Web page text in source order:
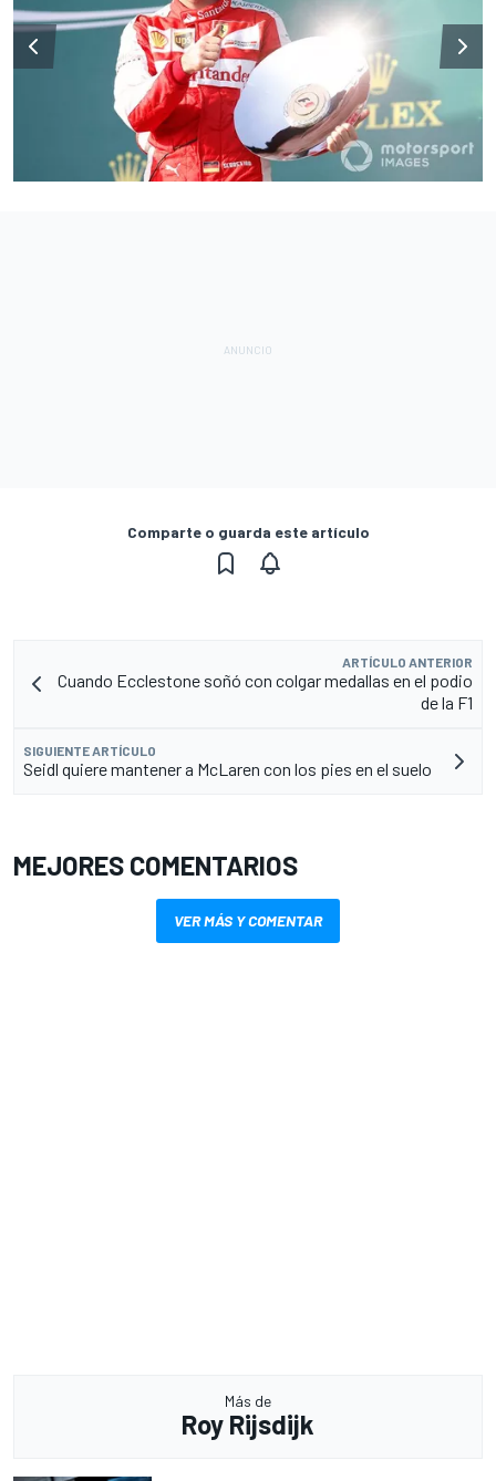
Comparte o guarda este artículo
ARTÍCULO ANTERIOR
Cuando Ecclestone soñó con colgar medallas en el podio
de la F1
SIGUIENTE ARTÍCULO
Seidl quiere mantener a McLaren con los pies en el suelo
MEJORES COMENTARIOS
VER MÁS Y COMENTAR
Más de
Roy Rijsdijk